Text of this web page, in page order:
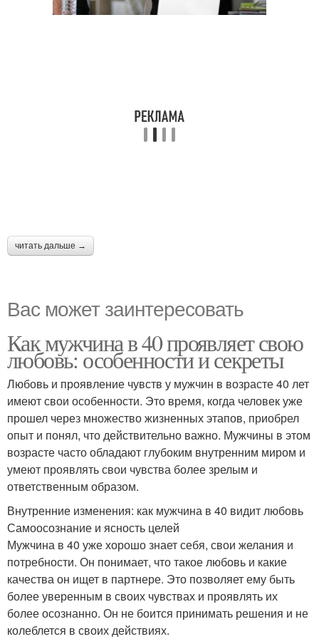
читать дальше →
Вас может заинтересовать
Как мужчина в 40 проявляет свою
любовь: особенности и секреты
Любовь и проявление чувств у мужчин в возрасте 40 лет
имеют свои особенности. Это время, когда человек уже
прошел через множество жизненных этапов, приобрел
опыт и понял, что действительно важно. Мужчины в этом
возрасте часто обладают глубоким внутренним миром и
умеют проявлять свои чувства более зрелым и
ответственным образом.
Внутренние изменения: как мужчина в 40 видит любовь
Самоосознание и ясность целей
Мужчина в 40 уже хорошо знает себя, свои желания и
потребности. Он понимает, что такое любовь и какие
качества он ищет в партнере. Это позволяет ему быть
более уверенным в своих чувствах и проявлять их
более осознанно. Он не боится принимать решения и не
колеблется в своих действиях.